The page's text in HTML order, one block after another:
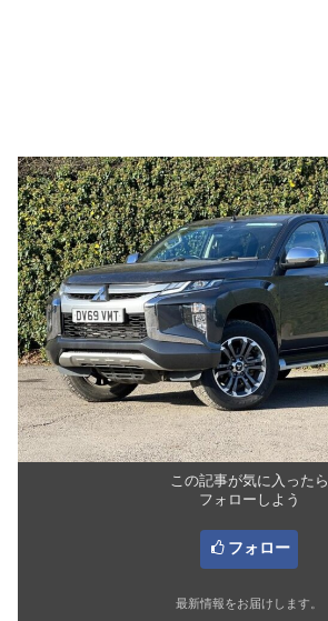
この記事が気に入ったら
フォローしよう
フォロー
最新情報をお届けします。